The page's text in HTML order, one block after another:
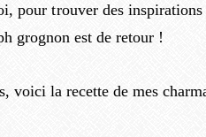
pour trouver des inspirations
grognon est de retour !
voici la recette de mes